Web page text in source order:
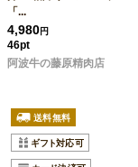
「...
4,980円
46pt
阿波牛の藤原精肉店